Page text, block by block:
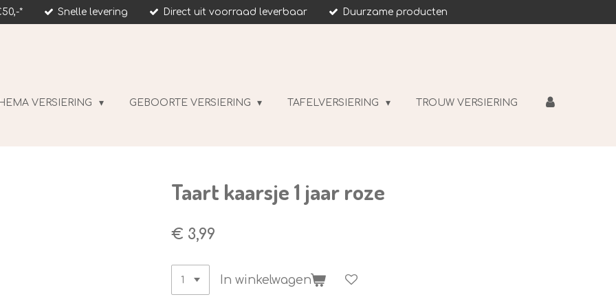
* Snelle levering Direct uit voorraad leverbaar Duurzame producten
VERSIERING GEBOORTE VERSIERING TAFELVERSIERING TROUW VERSIERING
Taart kaarsje 1 jaar roze
€ 3,99
In winkelwagen